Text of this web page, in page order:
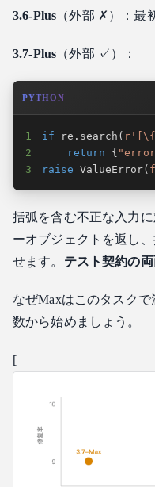
3.6-Plus （外部 ✗）：最
3.7-Plus （外部 ✓）：
PYTHON
1 if re . search (
2
return {
3
raise ValueError(
括弧を含む不正な入力
ーオブジェクトを返し
せます。 テスト契約の
なぜMaxはこのタスク
数から始めましょう。
[